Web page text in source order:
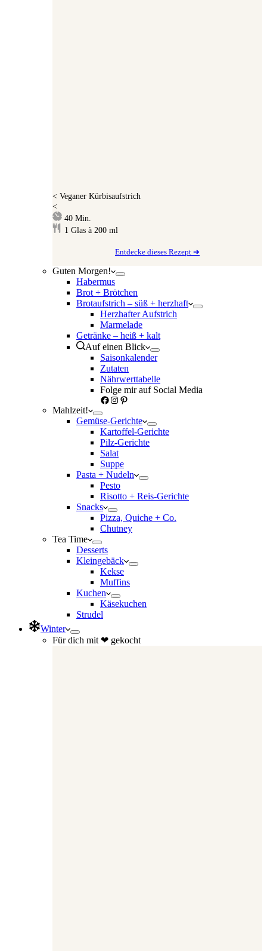
< Veganer Kürbisaufstrich
<
40Minuten
Min.
1 Glas à 200 ml
Entdecke dieses Rezept ➔
Guten Morgen!
Habermus
Brot + Brötchen
Brotaufstrich – süß + herzhaft
Herzhafter Aufstrich
Marmelade
Getränke – heiß + kalt
Auf einen Blick
Saisonkalender
Zutaten
Nährwerttabelle
Folge mir auf Social Media
Facebook
Instagram
Pinterest
Mahlzeit!
Gemüse-Gerichte
Kartoffel-Gerichte
Pilz-Gerichte
Salat
Suppe
Pasta + Nudeln
Pesto
Risotto + Reis-Gerichte
Snacks
Pizza, Quiche + Co.
Chutney
Tea Time
Desserts
Kleingebäck
Kekse
Muffins
Kuchen
Käsekuchen
Strudel
Winter
Für dich mit ❤ gekocht